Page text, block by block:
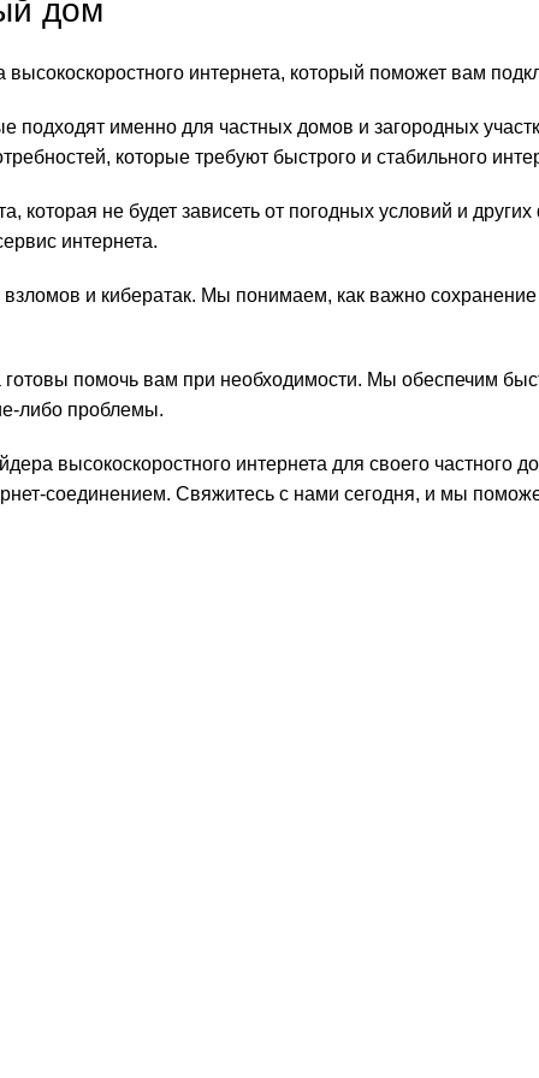
дом
интернета, который поможет вам
именно для частных домов и загородных
которые требуют быстрого и стабильного
которая не будет зависеть от погодных условий и
интернета.
и кибератак. Мы понимаем, как важно
помочь вам при необходимости. Мы обеспечим
либо проблемы.
высокоскоростного интернета для своего частного
соединением. Свяжитесь с нами сегодня, и мы